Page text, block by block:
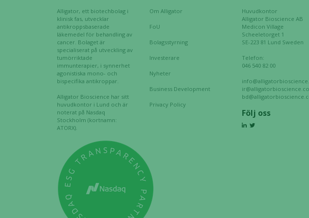
Alligator, ett biotechbolag i
klinisk fas, utvecklar
antikroppsbaserade
läkemedel för behandling av
cancer. Bolaget är
specialiserat på utveckling av
tumörriktade
immunterapier, i synnerhet
agonistiska mono- och
bispecifika antikroppar.
Alligator Bioscience har sitt
huvudkontor i Lund och är
noterat på Nasdaq
Stockholm (kortnamn:
ATORX).
Om Alligator
FoU
Bolagsstyrning
Investerare
Nyheter
Business Development
Privacy Policy
Huvudkontor
Alligator Bioscience AB
Medicon Village
Scheeletorget 1
SE-223 81 Lund Sweden
Telefon:
046 540 82 00
Följ oss